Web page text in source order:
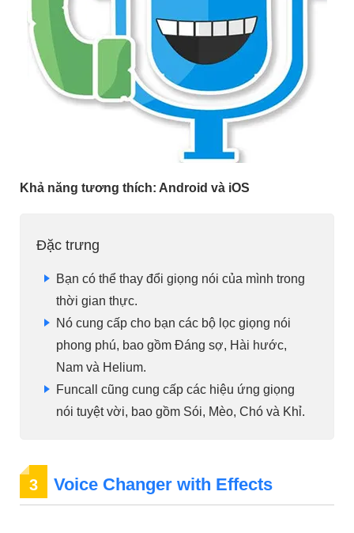
Khả năng tương thích: Android và iOS
Đặc trưng
Bạn có thể thay đổi giọng nói của mình trong
thời gian thực.
Nó cung cấp cho bạn các bộ lọc giọng nói
phong phú, bao gồm Đáng sợ, Hài hước,
Nam và Helium.
Funcall cũng cung cấp các hiệu ứng giọng
nói tuyệt vời, bao gồm Sói, Mèo, Chó và Khỉ.
3 Voice Changer with Effects